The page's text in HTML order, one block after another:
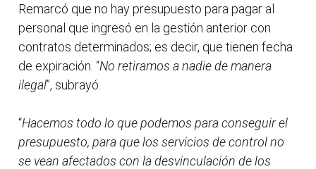
Remarcó que no hay presupuesto para pagar al
personal que ingresó en la gestión anterior con
contratos determinados; es decir, que tienen fecha
de expiración. “No retiramos a nadie de manera
ilegal”, subrayó.
“Hacemos todo lo que podemos para conseguir el
presupuesto, para que los servicios de control no
se vean afectados con la desvinculación de los